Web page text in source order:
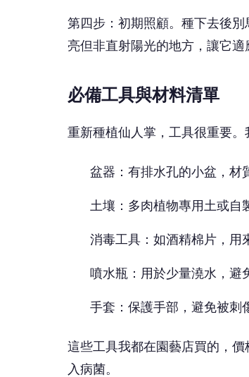
第四步：初期照顧。種下去後
亮但非直射陽光的地方，讓它適
必備工具與材料清單
重新種植仙人掌，工具很重要。
盆器：有排水孔的小盆，材
土壤：多肉植物專用土或自
消毒工具：如酒精棉片，用
噴水瓶：用於少量澆水，避
手套：保護手部，避免被刺
這些工具我都在園藝店買的，
入病菌。